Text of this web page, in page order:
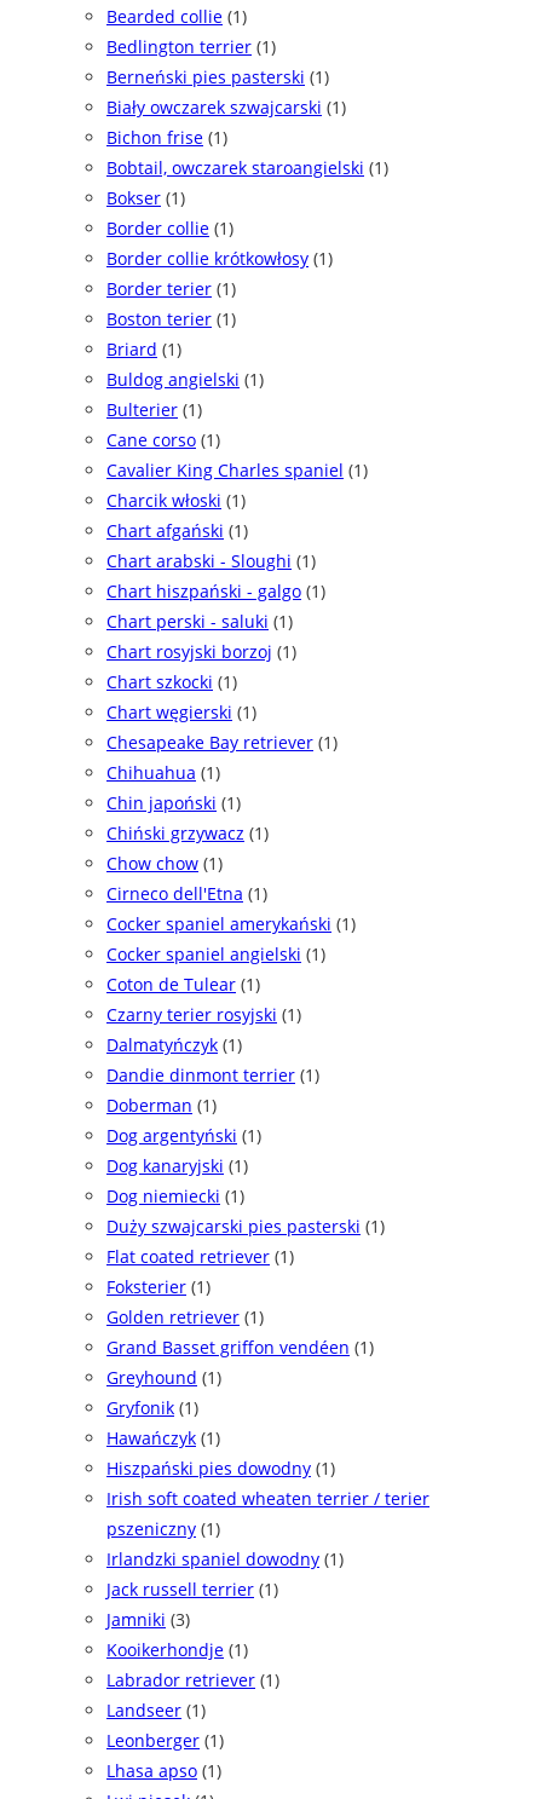
Bearded collie (1)
Bedlington terrier (1)
Berneński pies pasterski (1)
Biały owczarek szwajcarski (1)
Bichon frise (1)
Bobtail, owczarek staroangielski (1)
Bokser (1)
Border collie (1)
Border collie krótkowłosy (1)
Border terier (1)
Boston terier (1)
Briard (1)
Buldog angielski (1)
Bulterier (1)
Cane corso (1)
Cavalier King Charles spaniel (1)
Charcik włoski (1)
Chart afgański (1)
Chart arabski - Sloughi (1)
Chart hiszpański - galgo (1)
Chart perski - saluki (1)
Chart rosyjski borzoj (1)
Chart szkocki (1)
Chart węgierski (1)
Chesapeake Bay retriever (1)
Chihuahua (1)
Chin japoński (1)
Chiński grzywacz (1)
Chow chow (1)
Cirneco dell'Etna (1)
Cocker spaniel amerykański (1)
Cocker spaniel angielski (1)
Coton de Tulear (1)
Czarny terier rosyjski (1)
Dalmatyńczyk (1)
Dandie dinmont terrier (1)
Doberman (1)
Dog argentyński (1)
Dog kanaryjski (1)
Dog niemiecki (1)
Duży szwajcarski pies pasterski (1)
Flat coated retriever (1)
Foksterier (1)
Golden retriever (1)
Grand Basset griffon vendéen (1)
Greyhound (1)
Gryfonik (1)
Hawańczyk (1)
Hiszpański pies dowodny (1)
Irish soft coated wheaten terrier / terier
pszeniczny (1)
Irlandzki spaniel dowodny (1)
Jack russell terrier (1)
Jamniki (3)
Kooikerhondje (1)
Labrador retriever (1)
Landseer (1)
Leonberger (1)
Lhasa apso (1)